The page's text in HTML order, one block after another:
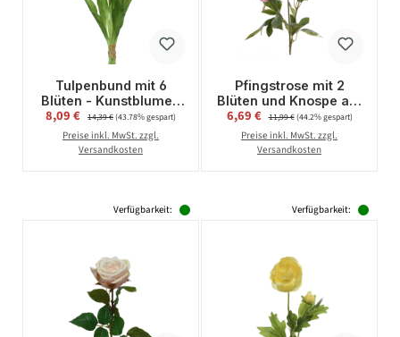
Tulpenbund mit 6
Blüten - Kunstblumen
- H: 40cm - weiß
Verkaufspreis:
8,09 € Regulärer Preis:
14,39 €(43.78% gespart)
Preise inkl. MwSt. zzgl.
Versandkosten
Pfingstrose mit 2
Blüten und Knospe am
Stiel - Kunstblume - H:
75cm - rosa
Verkaufspreis:
6,69 € Regulärer Preis:
11,99 €(44.2% gespart)
Preise inkl. MwSt. zzgl.
Versandkosten
Verfügbarkeit: Verfügbarkeit: